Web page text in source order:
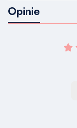
Opinie